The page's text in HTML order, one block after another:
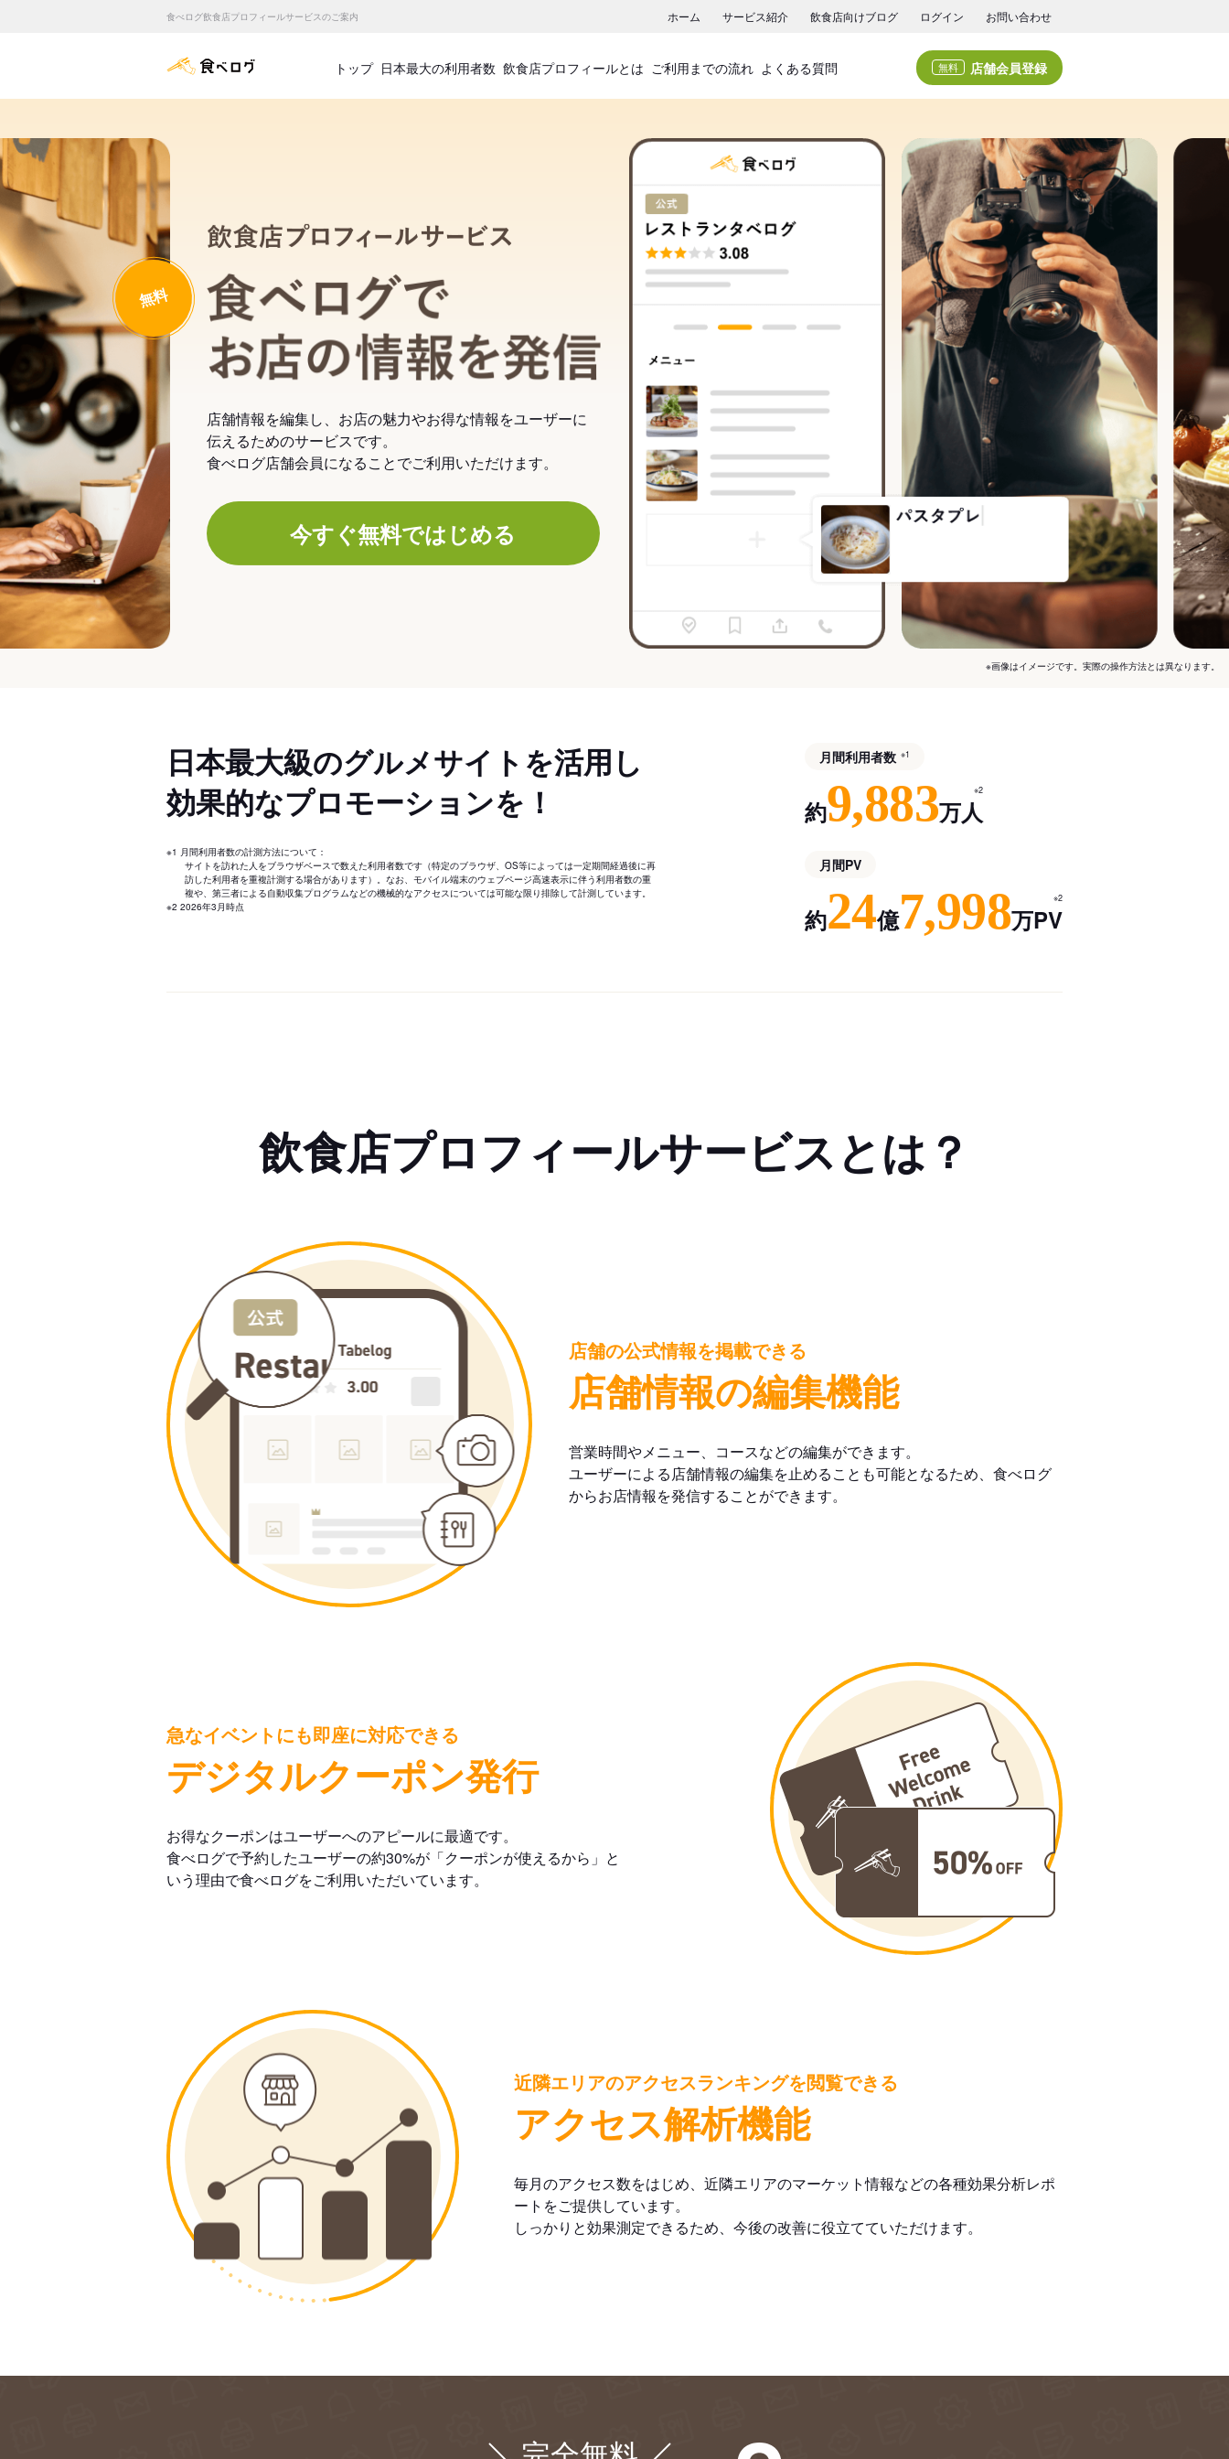
食べログ飲食店プロフィールサービスのご案内 ホーム サービス紹介 飲食店向けブログ ログイン お問い合わせ
食べログ店舗管理画面
トップ 日本最大の利用者数 飲食店プロフィールとは ご利用までの流れ よくある質問 無料 店舗会員登録
飲食店プロフィールサービス
食べログでお店の情報を発信
無料
店舗情報を編集し、お店の魅力やお得な情報をユーザーに
伝えるためのサービスです。
食べログ店舗会員になることでご利用いただけます。
今すぐ無料ではじめる
※画像はイメージです。実際の操作方法とは異なります。
日本最大級のグルメサイトを活用し
効果的なプロモーションを！
※1 月間利用者数の計測方法について：
サイトを訪れた人をブラウザベースで数えた利用者数です（特定のブラウザ、OS等によっては一定期間経過後に再
訪した利用者を重複計測する場合があります）。なお、モバイル端末のウェブページ高速表示に伴う利用者数の重
複や、第三者による自動収集プログラムなどの機械的なアクセスについては可能な限り排除して計測しています。
※2 2026年3月時点
月間利用者数 ※1
約9,883万人
※2
月間PV
約24億7,998万PV
※2
飲食店プロフィールサービスとは？
店舗の公式情報を掲載できる
店舗情報の編集機能
営業時間やメニュー、コースなどの編集ができます。
ユーザーによる店舗情報の編集を止めることも可能となるため、食べログ
からお店情報を発信することができます。
急なイベントにも即座に対応できる
デジタルクーポン発行
お得なクーポンはユーザーへのアピールに最適です。
食べログで予約したユーザーの約30%が「クーポンが使えるから」と
いう理由で食べログをご利用いただいています。
近隣エリアのアクセスランキングを閲覧できる
アクセス解析機能
毎月のアクセス数をはじめ、近隣エリアのマーケット情報などの各種効果分析レポ
ートをご提供しています。
しっかりと効果測定できるため、今後の改善に役立てていただけます。